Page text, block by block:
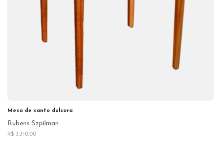
Mesa de canto dulcora
Rubens Szpilman
R$ 3.310,00